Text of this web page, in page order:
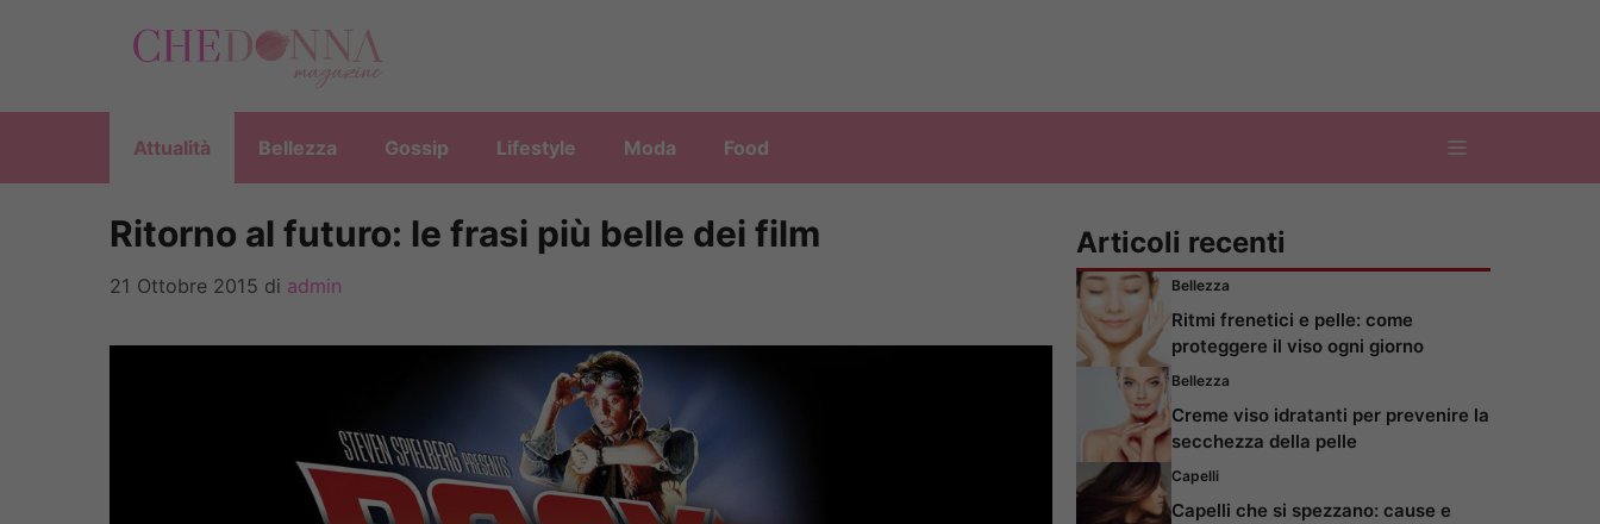
Attualità Bellezza Gossip Lifestyle Moda Food
Ritorno al futuro: le frasi più belle dei film
21 Ottobre 2015 di admin
Articoli recenti
Bellezza
Ritmi frenetici e pelle: come
proteggere il viso ogni giorno
Bellezza
Creme viso idratanti per prevenire la
secchezza della pelle
Capelli
Capelli che si spezzano: cause e